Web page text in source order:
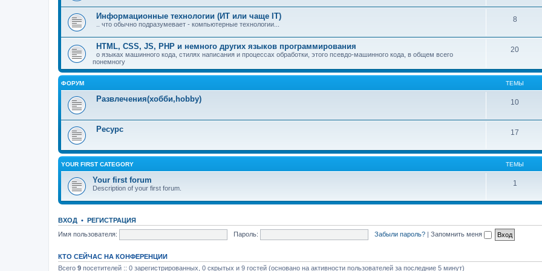
Информационные технологии (ИТ или чаще IT)
.. что обычно подразумевает - компьютерные технологии...
8
HTML, CSS, JS, PHP и немного других языков программирования
о языках машинного кода, стилях написания и процессах обработки, этого псевдо-машинного кода, в общем всего
понемногу
20
ФОРУМ ТЕМЫ
Развлечения(хобби,hobby) 10
Ресурс 17
YOUR FIRST CATEGORY ТЕМЫ
Your first forum
Description of your first forum.
1
ВХОД • РЕГИСТРАЦИЯ
Имя пользователя:
Пароль: Забыли пароль? | Запомнить меня
КТО СЕЙЧАС НА КОНФЕРЕНЦИИ
Всего 9 посетителей :: 0 зарегистрированных, 0 скрытых и 9 гостей (основано на активности пользователей за последние 5 минут)